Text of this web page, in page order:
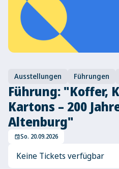
Ausstellungen Führungen
Führung: "Koffer,
Kartons – 200
Altenburg"
eventSo. 20.09.2026
Keine Tickets verfügbar